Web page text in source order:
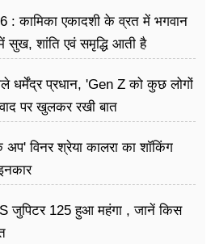
कामिका एकादशी के व्रत में भगवान
सुख, शांति एवं समृद्धि आती है
धर्मेंद्र प्रधान, 'Gen Z को कुछ लोगों
पर खुलकर रखी बात
विनर श्रेया कालरा का शॉकिंग
जुपिटर 125 हुआ महंगा , जानें किस